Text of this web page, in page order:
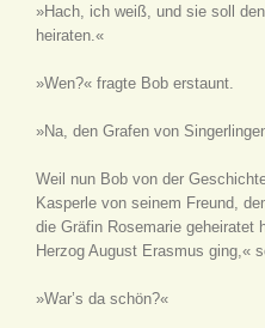
»Hach, ich weiß, und sie soll
heiraten.«
»Wen?« fragte Bob erstaunt.
»Na, den Grafen von
Weil nun Bob von der
Kasperle von seinem Freund,
die Gräfin Rosemarie geheiratet
Herzog August Erasmus ging,«
»War’s da schön?«